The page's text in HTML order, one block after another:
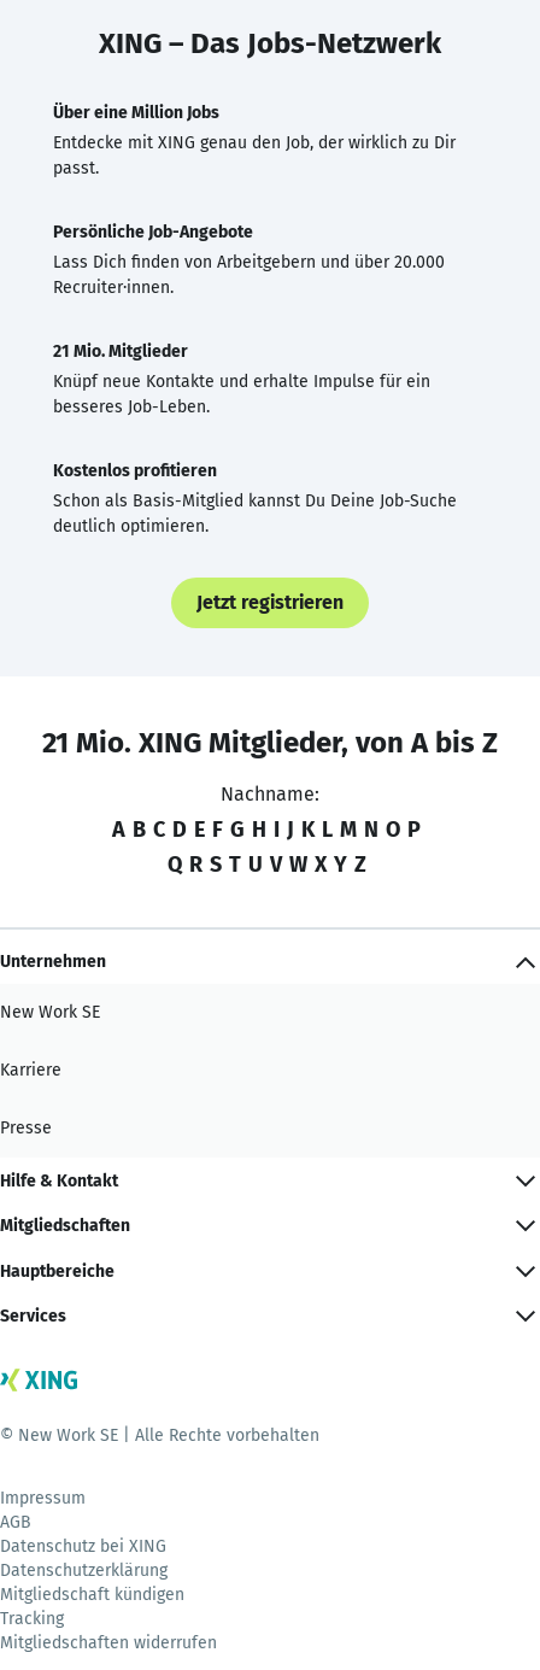
XING – Das Jobs-Netzwerk
Über eine Million Jobs
Entdecke mit XING genau den Job, der wirklich zu Dir
passt.
Persönliche Job-Angebote
Lass Dich finden von Arbeitgebern und über 20.000
Recruiter·innen.
21 Mio. Mitglieder
Knüpf neue Kontakte und erhalte Impulse für ein
besseres Job-Leben.
Kostenlos profitieren
Schon als Basis-Mitglied kannst Du Deine Job-Suche
deutlich optimieren.
Jetzt registrieren
21 Mio. XING Mitglieder, von A bis Z
Nachname:
A B C D E F G H I J K L M N O P
Q R S T U V W X Y Z
Unternehmen
New Work SE
Karriere
Presse
Hilfe & Kontakt
Mitgliedschaften
Hauptbereiche
Services
© New Work SE | Alle Rechte vorbehalten
Impressum
AGB
Datenschutz bei XING
Datenschutzerklärung
Mitgliedschaft kündigen
Tracking
Mitgliedschaften widerrufen